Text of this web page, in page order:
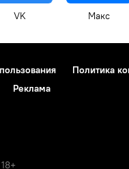
VK Макс
Политика
Реклама